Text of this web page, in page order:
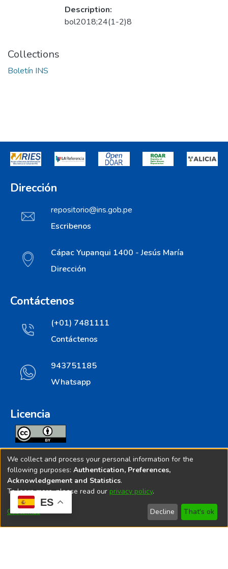
ES
Description:
bol2018;24(1-2)8
Collections
Boletín INS
Dirección
repositorio@ins.gob.pe
Escribenos
Cápac Yupanqui 1400 - Jesús María
Dirección
Contáctenos
(+01) 7481111
Contáctenos
943751185
Whatsapp
Licencia
Todos los contenidos de repositorio.ins.gob.pe estan
licenciados bajo
Creative Commoms License
© 2025. Instituto Nacional de Salud - Implementado por
We collect and process your personal information for the
following purposes: Authentication, Preferences,
Acknowledgement and Statistics.
To learn more, please read our privacy policy.
Customize Decline That's ok